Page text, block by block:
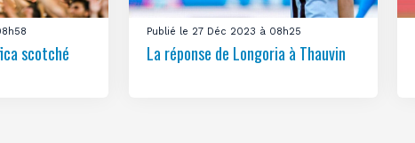
scotché
Publié le 27 Déc 2023 à 08h25
La réponse de Longoria à Thauvin